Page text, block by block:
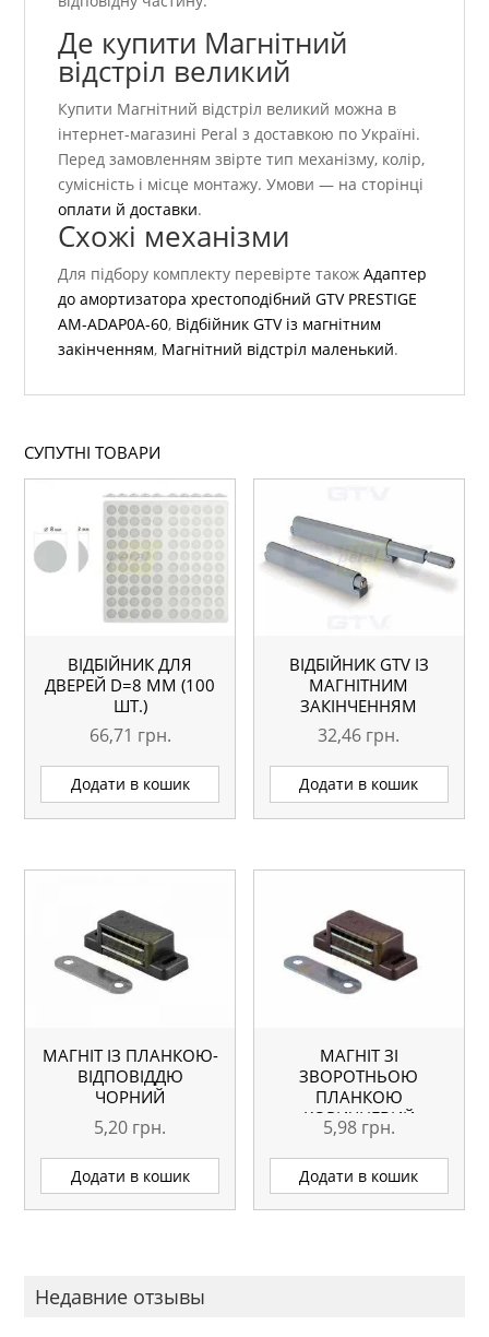
Де купити Магнітний
відстріл великий
Купити Магнітний відстріл великий можна в
інтернет-магазині Peral з доставкою по Україні.
Перед замовленням звірте тип механізму, колір,
сумісність і місце монтажу. Умови — на сторінці
оплати й доставки.
Схожі механізми
Для підбору комплекту перевірте такожАдаптер
до амортизатора хрестоподібний GTV PRESTIGE
AM-ADAP0A-60, Відбійник GTV із магнітним
закінченням, Магнітний відстріл маленький.
СУПУТНІ ТОВАРИ
ВІДБІЙНИК ДЛЯ
ДВЕРЕЙ D=8 ММ (100
ШТ.)
66,71 грн.
Додати в кошик
ВІДБІЙНИК GTV ІЗ
МАГНІТНИМ
ЗАКІНЧЕННЯМ
32,46 грн.
Додати в кошик
МАГНІТ ІЗ ПЛАНКОЮ-
ВІДПОВІДДЮ
ЧОРНИЙ
5,20 грн.
Додати в кошик
МАГНІТ ЗІ
ЗВОРОТНЬОЮ
ПЛАНКОЮ
КОРИЧНЕВИЙ
5,98 грн.
Додати в кошик
Недавние отзывы